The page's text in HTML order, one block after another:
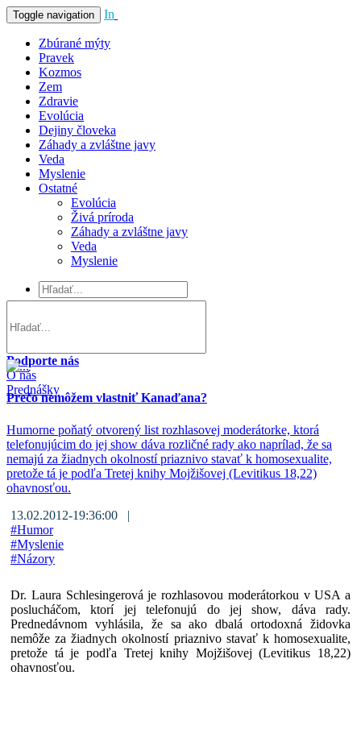
Toggle navigation In
Zbúrané mýty
Pravek
Kozmos
Zem
Zdravie
Evolúcia
Dejiny človeka
Záhady a zvláštne javy
Veda
Myslenie
Ostatné
Evolúcia
Živá príroda
Záhady a zvláštne javy
Veda
Myslenie
Podporte nás
O nás
Prednášky
Prečo nemôžem vlastniť Kanaďana?
Humorne poňatý otvorený list rozhlasovej moderátorke, ktorá
telefonujúcim do jej show dáva rozličné rady ako naprílad, že sa
nemajú za žiadnych okolností priaznivo stavať k homosexualite,
pretože tá je podľa Tretej knihy Mojžišovej (Levitikus 18,22)
ohavnosťou.
13.02.2012-19:36:00 |
#Humor
#Myslenie
#Názory
Dr. Laura Schlesingerová je rozhlasovou moderátorkou v USA a
poslucháčom, ktorí jej telefonujú do jej show, dáva rady.
Prednedávnom vyhlásila, že sa ako dbalá ortodoxná židovka
nemôže za žiadnych okolností priaznivo stavať k homosexualite,
pretože tá je podľa Tretej knihy Mojžišovej (Levitikus 18,22)
ohavnosťou.